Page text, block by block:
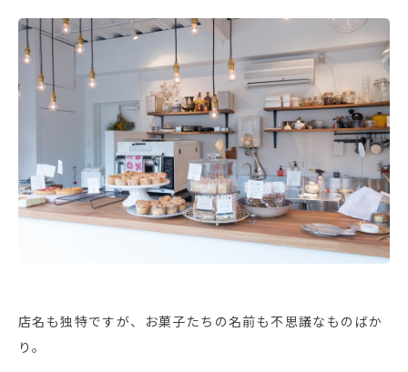
店名も独特ですが、お菓子たちの名前も不思議なものばか
り。